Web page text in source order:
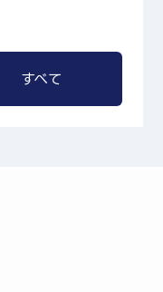
すべて